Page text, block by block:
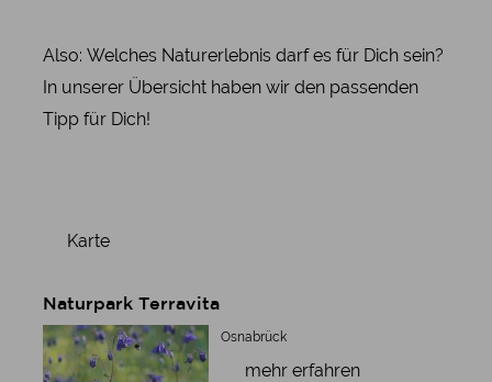
Also: Welches Naturerlebnis darf es für Dich sein?
In unserer Übersicht haben wir den passenden
Tipp für Dich!
Karte
Naturpark Terravita
Osnabrück
mehr erfahren